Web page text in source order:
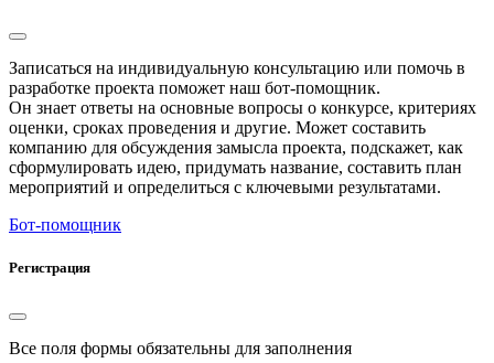
Записаться на индивидуальную консультацию или помочь в
разработке проекта поможет наш бот-помощник.
Он знает ответы на основные вопросы о конкурсе, критериях
оценки, сроках проведения и другие. Может составить
компанию для обсуждения замысла проекта, подскажет, как
сформулировать идею, придумать название, составить план
мероприятий и определиться с ключевыми результатами.
Бот-помощник
Регистрация
Все поля формы обязательны для заполнения